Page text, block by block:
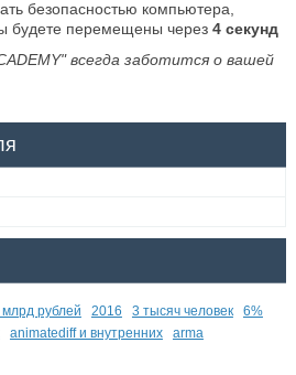
безопасностью компьютера,
будете перемещены через 4секунд
всегда заботится о вашей
млрд рублей 2016 3 тысяч человек
6%
animatediff и внутренних arma